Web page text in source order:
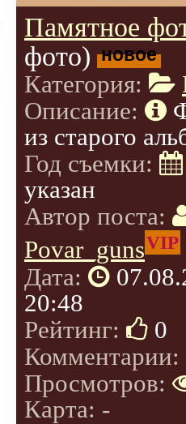
Памятное
фото) новое
Категория:
Описание:
из старого
Год съемки:
указан
Автор поста:
Povar_gunsVIP
Дата:
20:48
Рейтинг:
0
Комментарии:
Просмотров:
Карта: -